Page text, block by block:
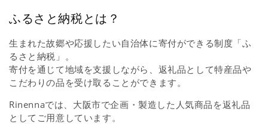
ふるさと納税とは？
生まれた故郷や応援したい自治体に寄付ができる制度「ふ
るさと納税」。
寄付を通じて地域を支援しながら、返礼品として特産品や
こだわりの品を受け取ることができます。
Rinennaでは、大阪市で企画・製造した人気商品を返礼品
としてご用意しています。